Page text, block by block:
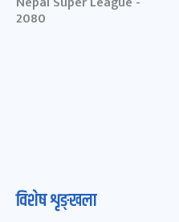
2080
विशेष शृङ्खला